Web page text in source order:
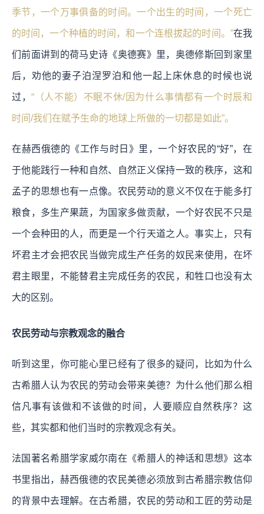
季节，一个万事俱备的时间。一个出生的时间，一个死亡
的时间，一个种植的时间，和一个连根拔起的时间。”在我
们前面讲到的荷马史诗《奥德赛》里，奥德修斯回到家里
后，劝他的妻子泊涅罗泊和他一起上床休息的时候也说
过，“（人不能）不眠不休/因为什么事情都有一个时辰和
时间/我们在赋予生命的地球上所做的一切都是如此”。
在赫西俄德的《工作与时日》里，一个好农民的“好”，在
于他能践行一种和自然、自然正义保持一致的秩序，这和
孟子的思想也有一点像。农民劳动的意义不仅在于能多打
粮食，多生产果蔬，为国家多做贡献，一个好农民不只是
一个会种田的人，而更是一个行天道之人。事实上，只有
坏君主才会把农民当做完成生产任务的奴民来使用，在坏
君主眼里，不能替君主完成任务的农民，和牲口也没有太
大的区别。
农民劳动与宗教观念的融合
听到这里，你可能心里已经有了很多的疑问，比如为什么
古希腊人认为农民的劳动会带来美德？为什么他们那么相
信凡事有该做和不该做的时间，人要顺应自然秩序？这
些，其实都和他们当时的宗教观念有关。
法国著名希腊学家威尔南在《希腊人的神话和思想》这本
书里指出，赫西俄德的农民美德必须放到古希腊宗教信仰
的背景中去理解。在古希腊，农民的劳动和工匠的劳动是